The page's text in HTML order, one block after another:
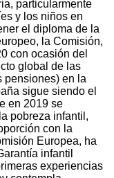
particularmente
y los niños en
el diploma de la
la Comisión,
con ocasión del
global de las
pensiones) en la
sigue siendo el
en 2019 se
pobreza infantil,
con la
Europea, ha
infantil
experiencias